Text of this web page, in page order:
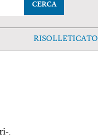
CERCA
RISOLLETICATO
.